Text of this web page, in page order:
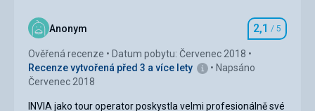
Služby 3,0/ 5
Cena
Anonym Hodnocení
2,1 / 5
Ověřená recenze
Datum pobytu: Červenec 2018
Recenze vytvořená před 3 a více lety
Napsáno
Červenec 2018
INVIA jako tour operator poskystla velmi profesionálně své